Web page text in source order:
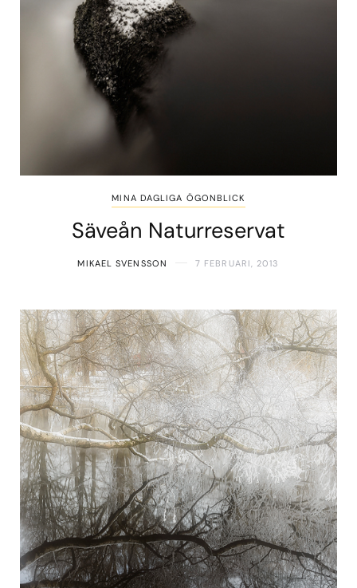
MINA DAGLIGA ÖGONBLICK
Säveån Naturreservat
MIKAEL SVENSSON 7 FEBRUARI, 2013